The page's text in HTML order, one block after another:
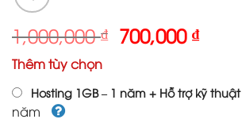
1,000,000₫ Giá
gốc
1,000,000 ₫.
700,000₫Giá
là:
Thêm tùy chọn
Hosting 1GB – 1 năm + Hỗ trợ kỹ thuật
năm